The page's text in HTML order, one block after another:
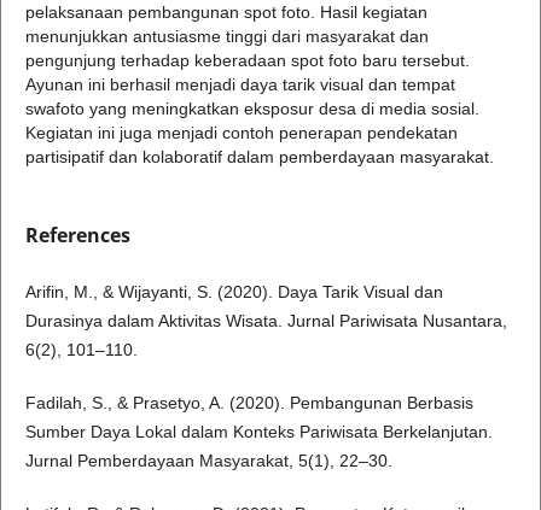
pelaksanaan pembangunan spot foto. Hasil kegiatan
menunjukkan antusiasme tinggi dari masyarakat dan
pengunjung terhadap keberadaan spot foto baru tersebut.
Ayunan ini berhasil menjadi daya tarik visual dan tempat
swafoto yang meningkatkan eksposur desa di media sosial.
Kegiatan ini juga menjadi contoh penerapan pendekatan
partisipatif dan kolaboratif dalam pemberdayaan masyarakat.
References
Arifin, M., & Wijayanti, S. (2020). Daya Tarik Visual dan
Durasinya dalam Aktivitas Wisata. Jurnal Pariwisata Nusantara,
6(2), 101–110.
Fadilah, S., & Prasetyo, A. (2020). Pembangunan Berbasis
Sumber Daya Lokal dalam Konteks Pariwisata Berkelanjutan.
Jurnal Pemberdayaan Masyarakat, 5(1), 22–30.